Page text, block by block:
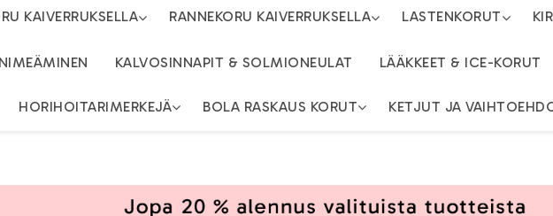
KAIVERRUKSELLA RANNEKORU KAIVERRUKSELLA LASTENKORUT
KALVOSINNAPIT & SOLMIONEULAT LÄÄKKEET & ICE-KORUT
HORIHOITARIMERKEJÄ BOLA RASKAUS KORUT KETJUT JA